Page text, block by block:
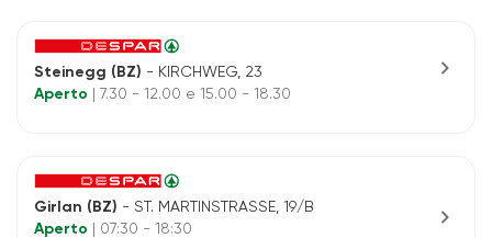
Steinegg (BZ) - KIRCHWEG, 23
Aperto
| 7.30 - 12.00 e 15.00 - 18.30
chevron_right
Girlan (BZ) - ST. MARTINSTRASSE, 19/B
Aperto
| 07:30 - 18:30 chevron_right